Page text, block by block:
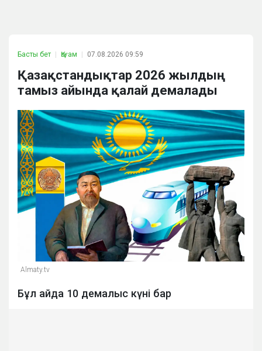
Басты бет Қоғам 07.08.2026 09:59
Қазақстандықтар 2026 жылдың
тамыз айында қалай демалады
Almaty.tv
Бұл айда 10 демалыс күні бар